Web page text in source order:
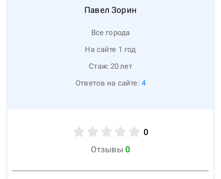
Павел Зорин
Все города
На сайте 1 год
Стаж: 20лет
Ответов на сайте: 4
0
Отзывы 0